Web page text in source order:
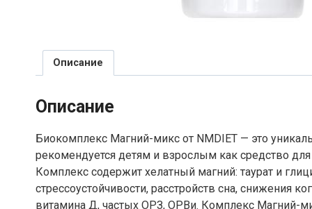
Описание
Описание
Биокомплекс Магний-микс от NMDIET — это
рекомендуется детям и взрослым как средство
Комплекс содержит хелатный магний: таурат и
стрессоустойчивости, расстройств сна, снижения
витамина Д, частых ОРЗ, ОРВи. Комплекс Магний-